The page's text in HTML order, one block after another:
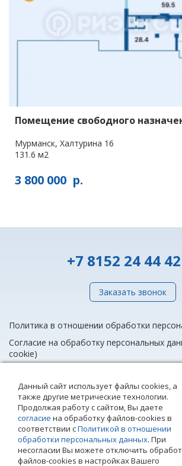
Помещение свободного
Мурманск, Халтурина 16
131.6 м2
3 800 000 р.
+7 8152 24 44 42
Заказать звонок
Политика в отношении обработки
Согласие на обработку персональных
cookie)
info@rieltnet.ru
© 2005 - 2026 ООО Агентство недвижимости
Полярные Зори, 20, офис 1, телефон единой
(8152) 24 44 42,
Использование материалов возможно только
ссылки на страницу-источник. Использование
согласие сПолитикой конфиденциальности
Данный сайт использует файлы cookies, а
также другие метрические технологии.
Продолжая работу с сайтом, Вы даете
согласие на обработку файлов-cookies в
соответствии сПолитикой в отношении
обработки персональных данных. При
несогласии Вы можете отключить
файлов-cookies в настройках Вашего